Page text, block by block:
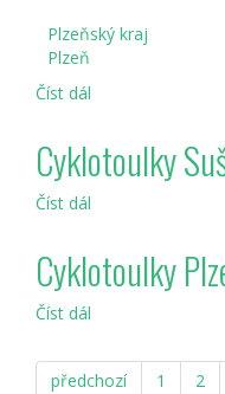
Plzeňský kraj
Plzeň
Číst dál
elektrovůz
Cyklotoulky
Číst dál
Cyklotoulky
Číst dál
předchozí
1 2